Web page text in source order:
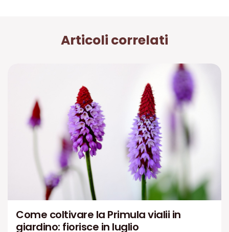
Articoli correlati
Come coltivare la Primula vialii in
giardino: fiorisce in luglio